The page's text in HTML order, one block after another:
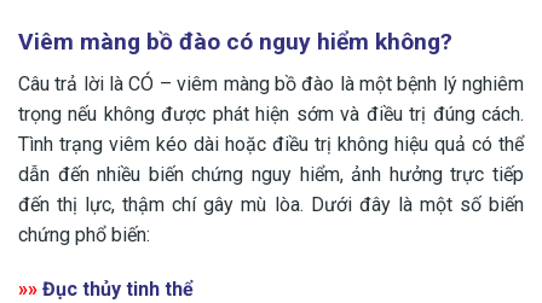
Viêm màng bồ đào có nguy hiểm không?
Câu trả lời là CÓ – viêm màng bồ đào là một bệnh lý nghiêm
trọng nếu không được phát hiện sớm và điều trị đúng cách.
Tình trạng viêm kéo dài hoặc điều trị không hiệu quả có thể
dẫn đến nhiều biến chứng nguy hiểm, ảnh hưởng trực tiếp
đến thị lực, thậm chí gây mù lòa. Dưới đây là một số biến
chứng phổ biến:
»» Đục thủy tinh thể